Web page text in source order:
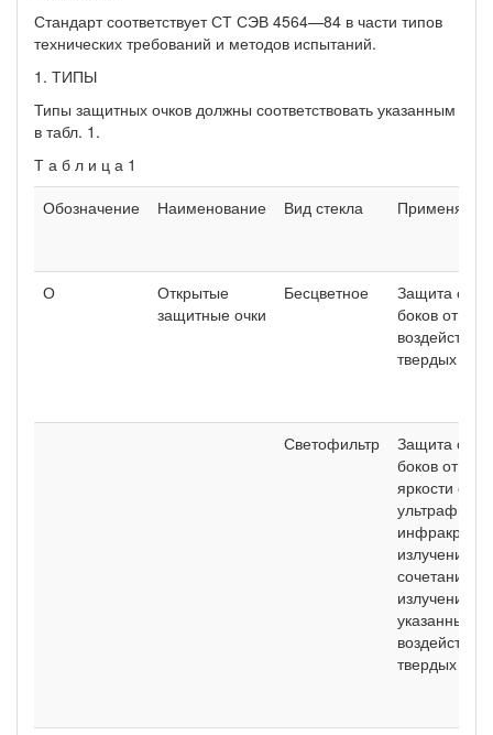
Стандарт соответствует СТ СЭВ 4564—84 в части типов
технических требований и методов испытаний.
1. ТИПЫ
Типы защитных очков должны соответствовать указанным
в табл. 1.
Т а б л и ц а 1
Обозначение
Наименование Вид стекла
О
Открытые
защитные очки
Бесцветное
Защита
боков от
воздействия
твердых
Светофильтр
Защита
боков от
яркости
излучений и
сочетания
излучений
указанных
твердых